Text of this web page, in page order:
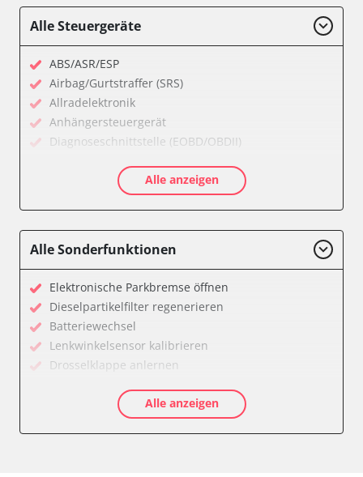
Alle Steuergeräte
ABS/ASR/ESP
Airbag/Gurtstraffer (SRS)
Allradelektronik
Anhängersteuergerät
Diagnoseschnittstelle (EOBD/OBDII)
Einparkhilfe Lenkhilfe
Klimaanlage
Lenkradelektronik
Lenkradwinkel-Sensor
Leuchtweitenregulierung (LWR)
Medienplayer 3
Motorsteuerung (EMS)
Navigationssystem
Servolenkung
Alle anzeigen
Alle Sonderfunktionen
Elektronische Parkbremse öffnen
Dieselpartikelfilter regenerieren
Batteriewechsel
Lenkwinkelsensor kalibrieren
Drosselklappe anlernen
Luftmassenmesser anlernen
Kraftstofftank entleeren
Alle anzeigen